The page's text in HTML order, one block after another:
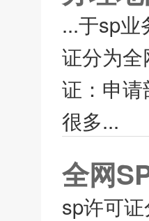
...于sp业
证分为
证：申
很多...
全网
sp许可